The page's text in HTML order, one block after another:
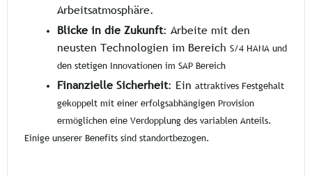
Arbeitsatmosphäre.
Blicke in die Zukunft: Arbeite mit den
neusten Technologien im Bereich S/4 HANA und
den stetigen Innovationen im SAP Bereich
Finanzielle Sicherheit: Ein attraktives Festgehalt
gekoppelt mit einer erfolgsabhängigen Provision
ermöglichen eine Verdopplung des variablen Anteils.
Einige unserer Benefits sind standortbezogen.